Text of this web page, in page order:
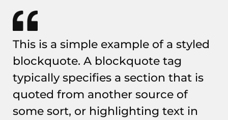
This is a simple example of a styled
blockquote. A blockquote tag
typically specifies a section that is
quoted from another source of
some sort, or highlighting text in